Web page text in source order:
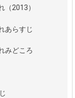
（2013）
あらすじ
みどころ